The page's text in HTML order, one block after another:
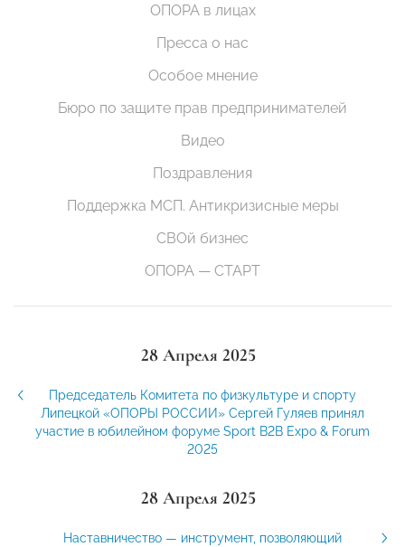
ОПОРА в лицах
Пресса о нас
Особое мнение
Бюро по защите прав предпринимателей
Видео
Поздравления
Поддержка МСП. Антикризисные меры
СВОй бизнес
ОПОРА — СТАРТ
28 Апреля 2025
Председатель Комитета по физкультуре и спорту
Липецкой «ОПОРЫ РОССИИ» Сергей Гуляев принял
участие в юбилейном форуме Sport B2B Expo & Forum
2025
28 Апреля 2025
Наставничество — инструмент, позволяющий